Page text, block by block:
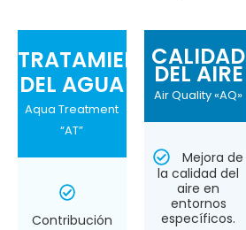
TRATAMIENTO
DEL AGUA
Aqua Treatment
“AT”​
Contribución
CALIDAD
DEL AIRE
Air Quality «AQ»
Mejora de
la calidad del
aire en
entornos
específicos.